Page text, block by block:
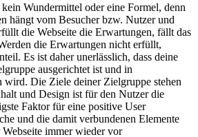
Wundermittel oder eine Formel, denn
hängt vom Besucher bzw. Nutzer und
die Webseite die Erwartungen, fällt das
die Erwartungen nicht erfüllt,
Es ist daher unerlässlich, dass deine
ausgerichtet ist und in
wird. Die Ziele deiner Zielgruppe stehen
und Design ist für den Nutzer die
Faktor für eine positive User
und die damit verbundenen Elemente
immer wieder vor